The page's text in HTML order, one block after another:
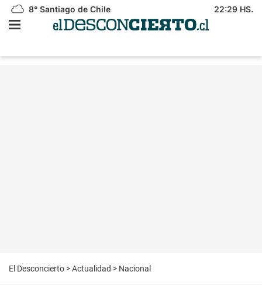
8° Santiago de Chile 22:29 HS.
El Desconcierto >Actualidad > Nacional